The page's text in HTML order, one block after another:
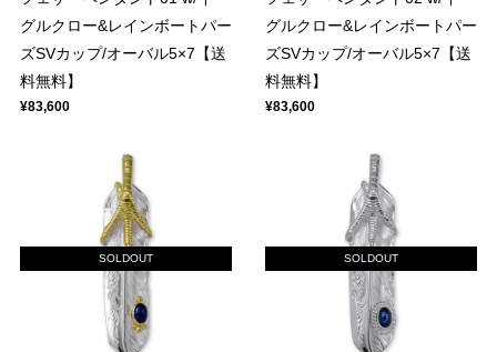
グルクロー&レインボートパー
ズSVカップ/オーバル5×7【送
料無料】
¥83,600
グルクロー&レインボートパー
ズSVカップ/オーバル5×7【送
料無料】
¥83,600
SOLDOUT SOLDOUT